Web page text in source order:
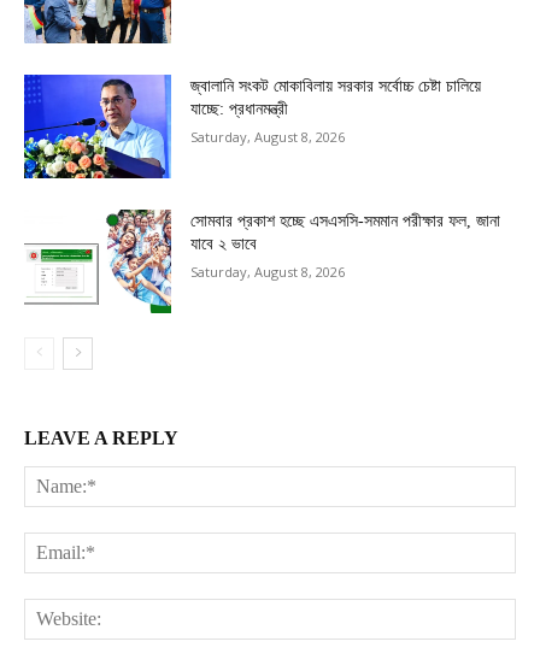
জ্বালানি সংকট মোকাবিলায় সরকার সর্বোচ্চ চেষ্টা চালিয়ে
যাচ্ছে: প্রধানমন্ত্রী
Saturday, August 8, 2026
সোমবার প্রকাশ হচ্ছে এসএসসি-সমমান পরীক্ষার ফল, জানা
যাবে ২ ভাবে
Saturday, August 8, 2026
LEAVE A REPLY